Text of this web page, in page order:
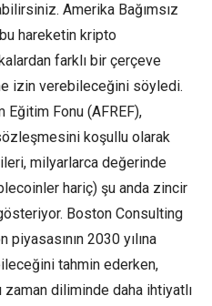
Amerika Bağımsız
hareketin kripto
farklı bir çerçeve
izin verebileceğini söyledi.
Eğitim Fonu (AFREF),
koşullu olarak
milyarlarca değerinde
hariç) şu anda zincir
Boston Consulting
2030 yılına
tahmin ederken,
zaman diliminde daha ihtiyatlı